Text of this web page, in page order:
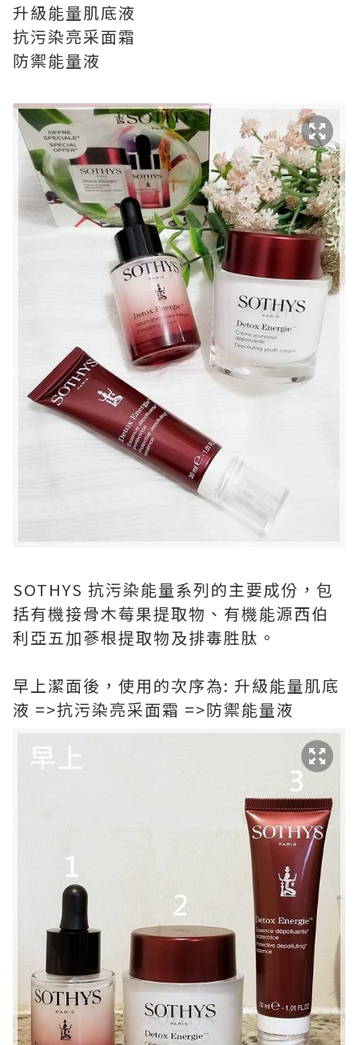
升級能量肌底液
抗污染亮采面霜
防禦能量液
SOTHYS 抗污染能量系列的主要成份，包
括有機接骨木莓果提取物、有機能源西伯
利亞五加蔘根提取物及排毒胜肽。
早上潔面後，使用的次序為: 升級能量肌底
液 =>抗污染亮采面霜 =>防禦能量液